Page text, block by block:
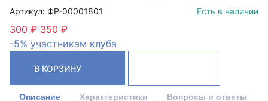
Артикул: ФР-00001801 Есть в наличии
300 ₽ 350 ₽
-5% участникам клуба
В КОРЗИНУ
Описание Характеристики Вопросы и ответы